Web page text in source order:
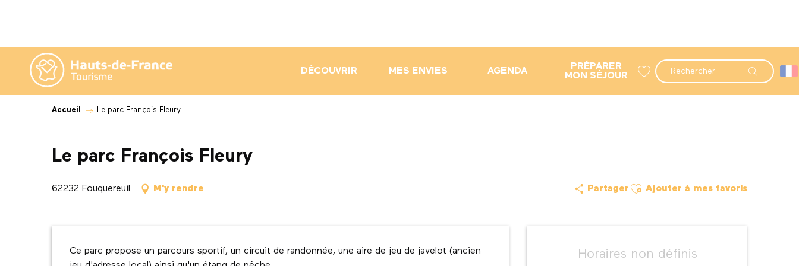
contenu
principal
Recherche
DÉCOUVRIR MES ENVIES AGENDA
PRÉPARER
MON SÉJOUR
Accueil Le parc François Fleury
Le parc François Fleury
62232 Fouquereuil M'y rendre Partager Ajouter aux favoris
Ajouter à mes favoris
Ouverture et
Horaires non définis
Description
Ce parc propose un parcours sportif, un circuit de randonnée, une aire de jeu de javelot (ancien